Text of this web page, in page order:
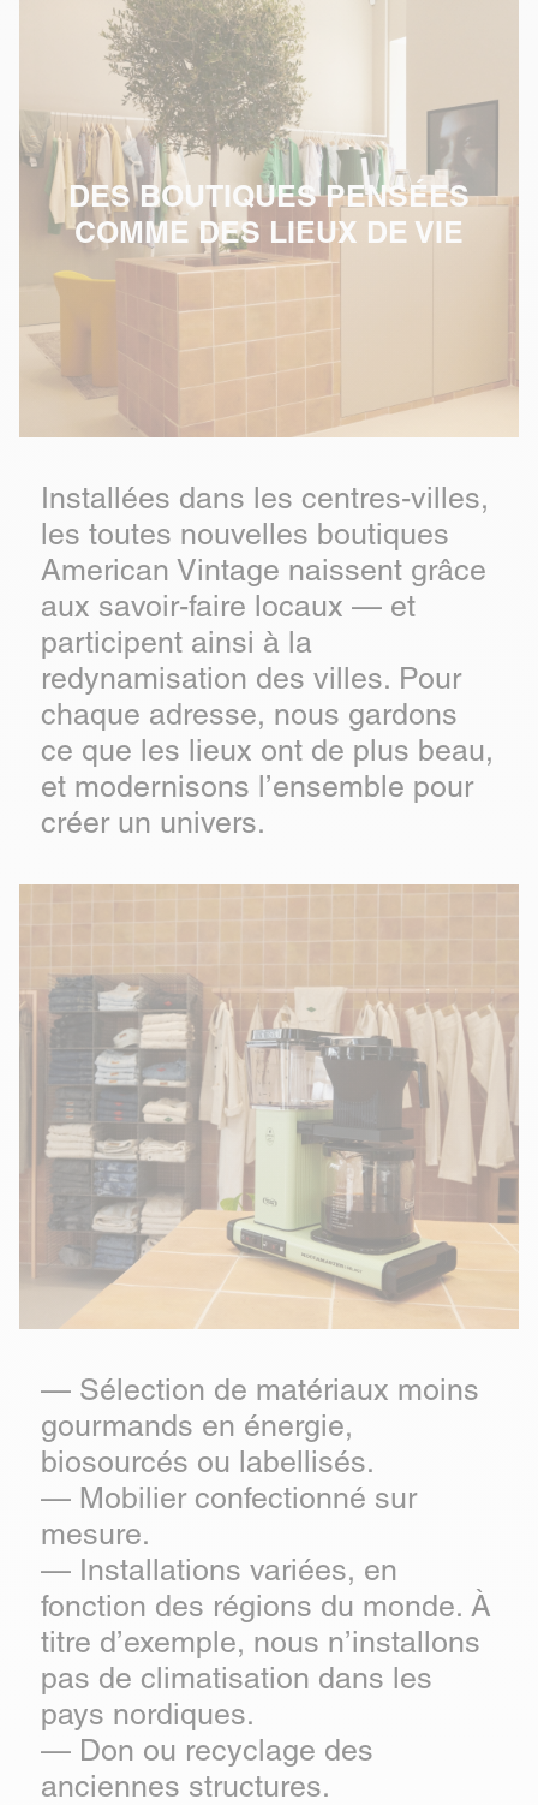
DES BOUTIQUES PENSÉES
COMME DES LIEUX DE VIE
Installées dans les centres-villes,
les toutes nouvelles boutiques
American Vintage naissent grâce
aux savoir-faire locaux — et
participent ainsi à la
redynamisation des villes. Pour
chaque adresse, nous gardons
ce que les lieux ont de plus beau,
et modernisons l’ensemble pour
créer un univers.
— Sélection de matériaux moins
gourmands en énergie,
biosourcés ou labellisés.
— Mobilier confectionné sur
mesure.
— Installations variées, en
fonction des régions du monde. À
titre d’exemple, nous n’installons
pas de climatisation dans les
pays nordiques.
— Don ou recyclage des
anciennes structures.